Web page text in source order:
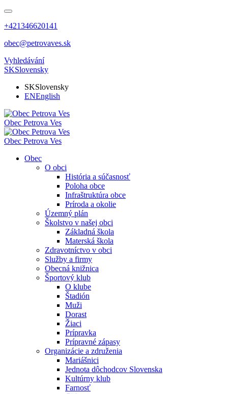
+421346620141
obec@petrovaves.sk
Vyhledávání
SKSlovensky
SKSlovensky
ENEnglish
Obec Petrova Ves
Obec Petrova Ves
Obec
O obci
História a súčasnosť
Poloha obce
Infraštruktúra obce
Príroda a okolie
Územný plán
Školstvo v našej obci
Základná škola
Materská škola
Zdravotníctvo v obci
Služby a firmy
Obecná knižnica
Športový klub
O klube
Štadión
Muži
Dorast
Žiaci
Prípravka
Prípravné zápasy
Organizácie a združenia
Mariášnici
Jednota dôchodcov Slovenska
Kultúrny klub
Farnosť